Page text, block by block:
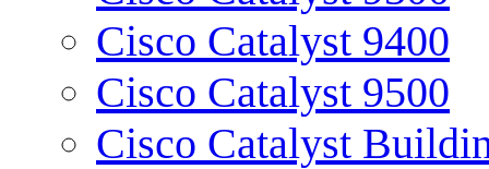
Cisco Catalyst 9400
Cisco Catalyst 9500
Cisco Catalyst